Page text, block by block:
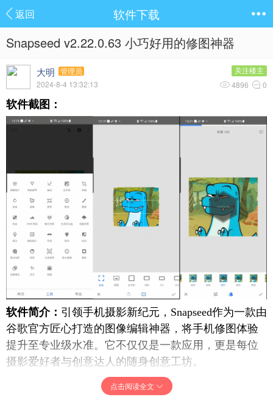
返回 软件下载
Snapseed v2.22.0.63 小巧好用的修图神器
大明 管理员
2024-8-4 13:32:13
关注楼主
4896 0
软件截图：
软件简介： 引领手机摄影新纪元，Snapseed作为一款由
谷歌官方匠心打造的图像编辑神器，将手机修图体验
提升至专业级水准。它不仅仅是一款应用，更是每位
摄影爱好者与创意达人的随身创意工坊。
全能工具箱，创意无界：Snapseed汇聚了数十种强大工
点击阅读全文